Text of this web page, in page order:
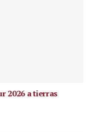
2026 a tierras